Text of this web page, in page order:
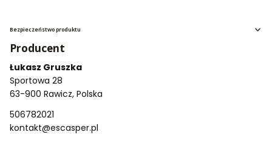
Bezpieczeństwo produktu
Producent
Łukasz Gruszka
Sportowa 28
63-900 Rawicz, Polska
506782021
kontakt@escasper.pl